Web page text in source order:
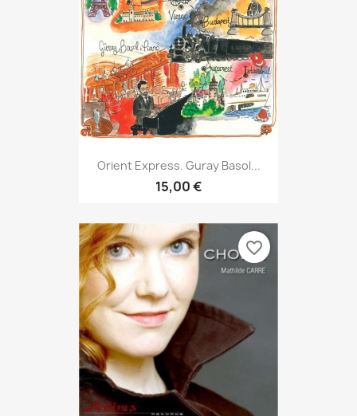
Orient Express. Guray Basol...
15,00 €
favorite_border